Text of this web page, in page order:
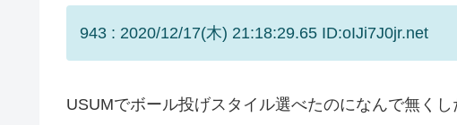
943 : 2020/12/17(木) 21:18:29.65 ID:oIJi7J0jr.net
USUMでボール投げスタイル選べたのになんで無くし